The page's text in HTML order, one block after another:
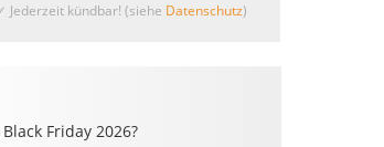
Jederzeit kündbar! (siehe Datenschutz)
Friday 2026?